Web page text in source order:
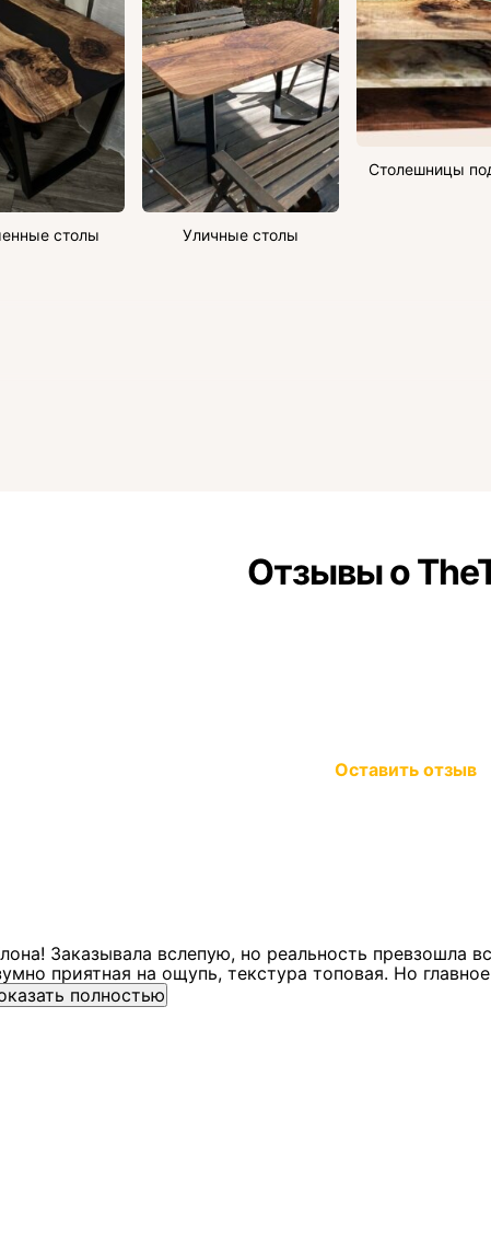
столы Уличные столы
Столешницы
Отзывы о
Оставить отзыв
Заказывала вслепую, но реальность превзошла
приятная на ощупь, текстура топовая. Но
полностью